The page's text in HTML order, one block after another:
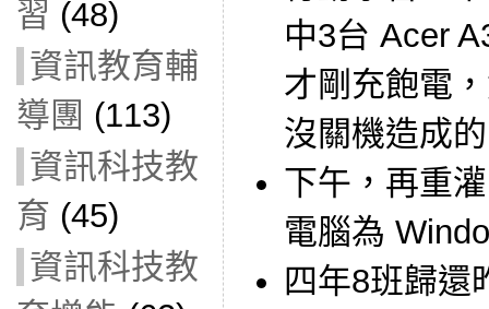
習 (48)
資訊教育輔
導團 (113)
資訊科技教
育 (45)
資訊科技教
中3台 Acer
才剛充飽電
沒關機造成
下午，再重
電腦為
四年8班歸還